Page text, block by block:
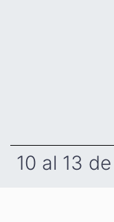
10 al 13